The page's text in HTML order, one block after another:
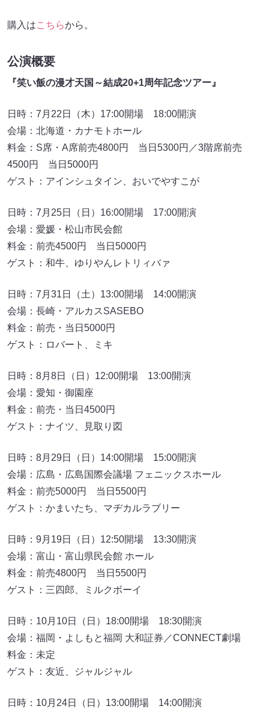
購入はこちらから。
公演概要
『笑い飯の漫才天国～結成20+1周年記念ツアー』
日時：7月22日（木）17:00開場 18:00開演
会場：北海道・カナモトホール
料金：S席・A席前売4800円 当日5300円／3階席前売
4500円 当日5000円
ゲスト：アインシュタイン、おいでやすこが
日時：7月25日（日）16:00開場 17:00開演
会場：愛媛・松山市民会館
料金：前売4500円 当日5000円
ゲスト：和牛、ゆりやんレトリィバァ
日時：7月31日（土）13:00開場 14:00開演
会場：長崎・アルカスSASEBO
料金：前売・当日5000円
ゲスト：ロバート、ミキ
日時：8月8日（日）12:00開場 13:00開演
会場：愛知・御園座
料金：前売・当日4500円
ゲスト：ナイツ、見取り図
日時：8月29日（日）14:00開場 15:00開演
会場：広島・広島国際会議場 フェニックスホール
料金：前売5000円 当日5500円
ゲスト：かまいたち、マヂカルラブリー
日時：9月19日（日）12:50開場 13:30開演
会場：富山・富山県民会館 ホール
料金：前売4800円 当日5500円
ゲスト：三四郎、ミルクボーイ
日時：10月10日（日）18:00開場 18:30開演
会場：福岡・よしもと福岡 大和証券／CONNECT劇場
料金：未定
ゲスト：友近、ジャルジャル
日時：10月24日（日）13:00開場 14:00開演